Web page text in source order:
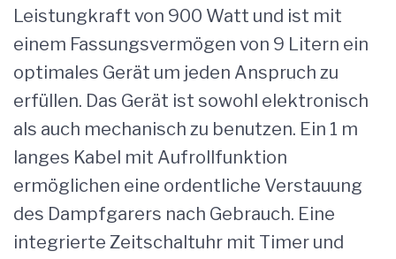
Leistungkraft von 900 Watt und ist mit
einem Fassungsvermögen von 9 Litern ein
optimales Gerät um jeden Anspruch zu
erfüllen. Das Gerät ist sowohl elektronisch
als auch mechanisch zu benutzen. Ein 1 m
langes Kabel mit Aufrollfunktion
ermöglichen eine ordentliche Verstauung
des Dampfgarers nach Gebrauch. Eine
integrierte Zeitschaltuhr mit Timer und